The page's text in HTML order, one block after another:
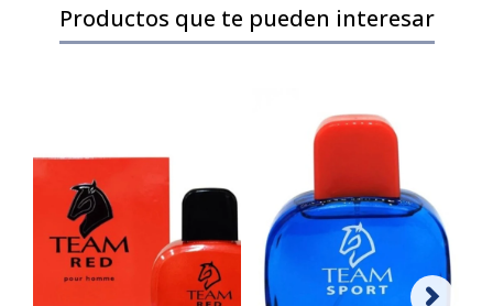
Productos que te pueden interesar